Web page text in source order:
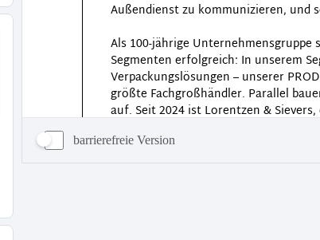
barrierefreie Version